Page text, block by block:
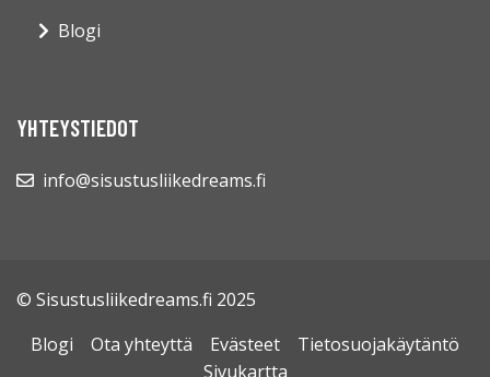
Blogi
YHTEYSTIEDOT
info@sisustusliikedreams.fi
© Sisustusliikedreams.fi 2025
Blogi
Ota yhteyttä Evästeet
Tietosuojakäytäntö
Sivukartta